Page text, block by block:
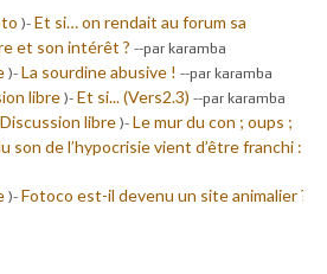
)- Et si… on rendait au forum sa
et son intérêt ? --par karamba
)- La sourdine abusive ! --par karamba
libre )- Et si... (Vers2.3) --par karamba
Discussion libre )- Le mur du con ; oups ;
son de l’hypocrisie vient d’être franchi :
)- Fotoco est-il devenu un site animalier ?